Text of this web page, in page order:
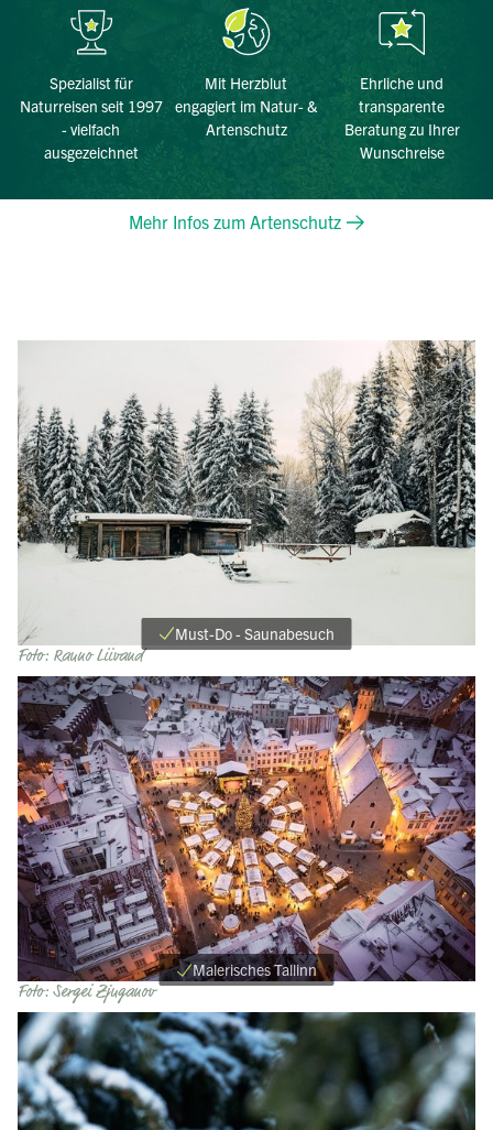
Spezialist für
Naturreisen seit 1997
- vielfach
ausgezeichnet
Mit Herzblut
engagiert im Natur- &
Artenschutz
Ehrliche und
transparente
Beratung zu Ihrer
Wunschreise
Mehr Infos zum Artenschutz
Foto: Rauno Liivand
Must-Do - Saunabesuch
Foto: Sergei Zjuganov
Malerisches Tallinn